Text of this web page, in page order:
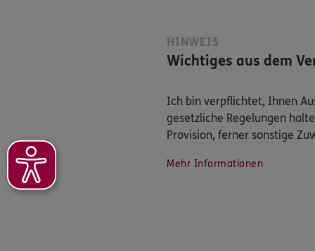
HINWEIS
Wichtiges aus dem
Ich bin verpflichtet, Ihnen
gesetzliche Regelungen
Provision, ferner sonstige
Mehr Informationen